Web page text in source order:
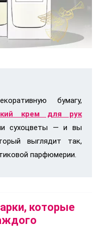
бумагу,
крем для рук
сухоцветы — и вы
выглядит так,
парфюмерии.
которые